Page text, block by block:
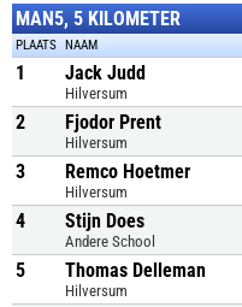
MAN5, 5 KILOMETER
PLAATS NAAM
1 Jack Judd
Hilversum
2 Fjodor Prent
Hilversum
3 Remco Hoetmer
Hilversum
4 Stijn Does
Andere School
5 Thomas Delleman
Hilversum